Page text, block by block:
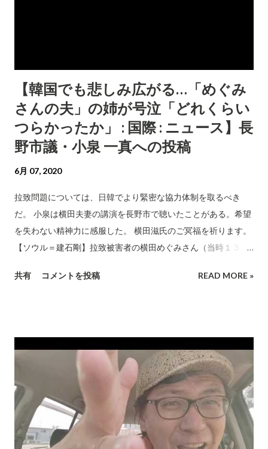
【韓国でも悲しみ広がる…「めぐみ
さんの夫」の姉が号泣「どれくらい
つらかったか」 : 国際 : ニュース】長
野市議・小泉 一真への投稿
6月 07, 2020
拉致問題については、日韓でより緊密な協力体制を取るべき
だ。 小泉は横田夫妻の講演を長野市で聴いたことがある。希望
を失わない精神力に感服した。 横田滋氏のご冥福を祈ります。
【ソウル＝建石剛】拉致被害者の横田めぐみさん（当時１３
いる韓国にも、悲しみとともに広がった。 「日本人拉致事件の
共有 コメントを投稿 READ MORE »